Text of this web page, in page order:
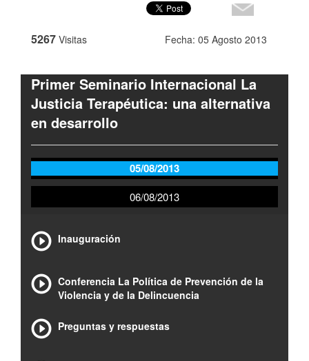
5267 Visitas Fecha: 05 Agosto 2013
Primer Seminario Internacional La
Justicia Terapéutica: una alternativa
en desarrollo
05/08/2013
06/08/2013
Inauguración
Conferencia La Política de Prevención de la
Violencia y de la Delincuencia
Preguntas y respuestas